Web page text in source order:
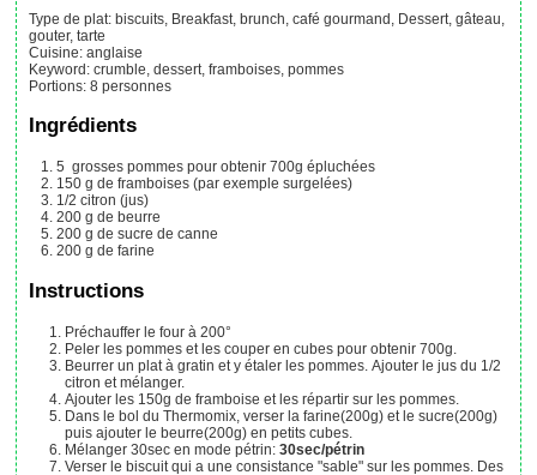
Type de plat: biscuits, Breakfast, brunch, café gourmand, Dessert, gâteau,
gouter, tarte
Cuisine: anglaise
Keyword: crumble, dessert, framboises, pommes
Portions:8 personnes
Ingrédients
5 grosses pommes pour obtenir 700g épluchées
150 g de framboises (par exemple surgelées)
1/2 citron (jus)
200 g de beurre
200 g de sucre de canne
200 g de farine
Instructions
Préchauffer le four à 200°
Peler les pommes et les couper en cubes pour obtenir 700g.
Beurrer un plat à gratin et y étaler les pommes. Ajouter le jus du 1/2
citron et mélanger.
Ajouter les 150g de framboise et les répartir sur les pommes.
Dans le bol du Thermomix, verser la farine(200g) et le sucre(200g)
puis ajouter le beurre(200g) en petits cubes.
Mélanger 30sec en mode pétrin:30sec/pétrin
Verser le biscuit qui a une consistance "sable" sur les pommes. Des